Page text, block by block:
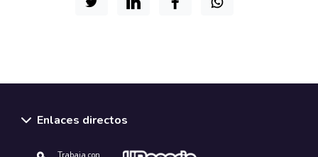
Enlaces directos